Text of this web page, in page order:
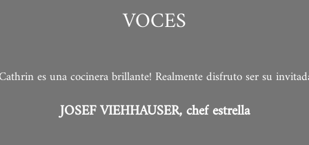
VOCES
es una cocinera brillante! Realmente disfruto ser su
JOSEF VIEHHAUSER, chef estrella